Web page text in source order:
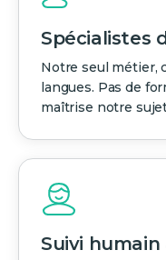
Spécialistes
Notre seul métier,
langues. Pas de
maîtrise notre
Suivi humain